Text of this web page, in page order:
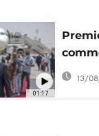
01:17
Israël
mois
13/